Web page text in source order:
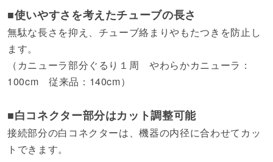
■使いやすさを考えたチューブの長さ
無駄な長さを抑え、チューブ絡まりやもたつきを防止し
ます。
（カニューラ部分ぐるり１周 やわらかカニューラ：
100cm 従来品：140cm）
■白コネクター部分はカット調整可能
接続部分の白コネクターは、機器の内径に合わせてカッ
トできます。